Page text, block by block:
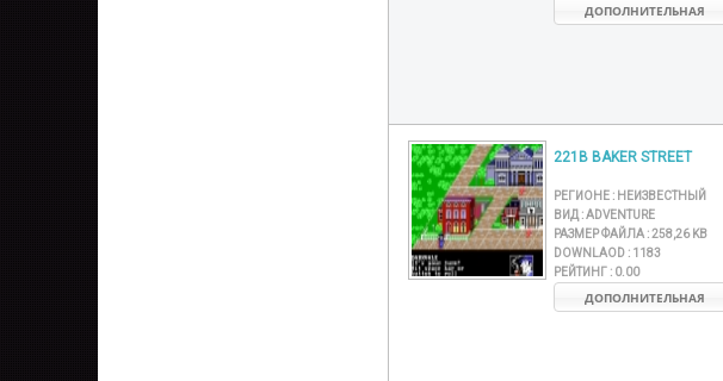
ДОПОЛНИТЕЛЬНАЯ
221B BAKER STREET
РЕГИОНЕ : НЕИЗВЕСТНЫЙ
ВИД :ADVENTURE
РАЗМЕР ФАЙЛА :258,26 KB
DOWNLAOD : 1183
РЕЙТИНГ : 0.00
ДОПОЛНИТЕЛЬНАЯ